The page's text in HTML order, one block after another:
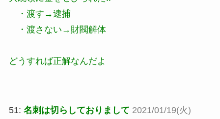
・渡す→逮捕
・渡さない→財閥解体
どうすれば正解なんだよ
51: 名刺は切らしておりまして 2021/01/19(火)